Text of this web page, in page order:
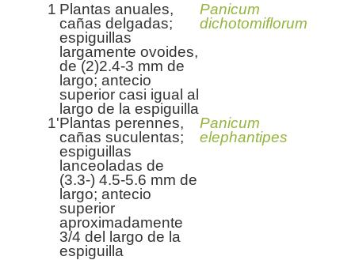
1 Plantas anuales,
cañas delgadas;
espiguillas
largamente ovoides,
de (2)2.4-3 mm de
largo; antecio
superior casi igual al
largo de la espiguilla
Panicum
dichotomiflorum
1'Plantas perennes,
cañas suculentas;
espiguillas
lanceoladas de
(3.3-) 4.5-5.6 mm de
largo; antecio
superior
aproximadamente
3/4 del largo de la
espiguilla
Panicum
elephantipes